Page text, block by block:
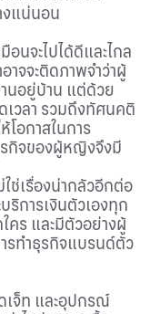
งแน่นอน
นจะไปได้ดีและไกล
าจจะติดภาพจำว่าผู้
นอยู่บ้าน แต่ด้วย
วลา รวมถึงทัศนคติ
อกาสในการ
รกิจของผู้หญิงจึงมี
ใช่เรื่องน่ากลัวอีกต่อ
ริการเงินตัวเองทุก
คร และมีตัวอย่างผู้
รทำธุรกิจแบรนด์ตัว
เจ็ท และอุปกรณ์